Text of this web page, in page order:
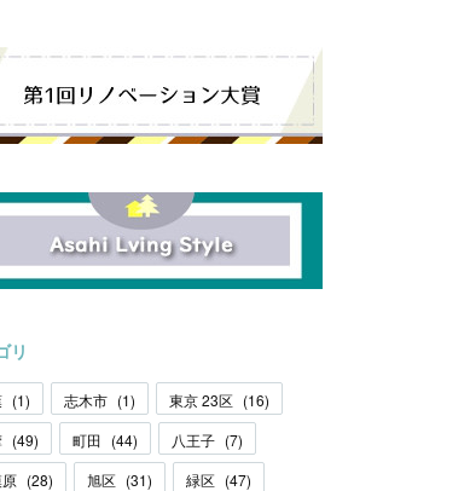
リ
(1) 志木市 (1) 東京 23区 (16)
(49) 町田 (44) 八王子 (7)
(28) 旭区 (31) 緑区 (47)